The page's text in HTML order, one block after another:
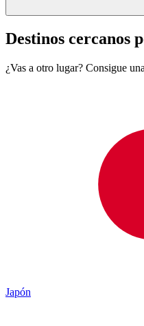
Destinos cercanos
¿Vas a otro lugar? Consigue
Japón